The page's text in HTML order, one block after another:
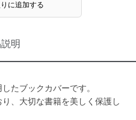
に追加する
明
たブックカバーです。
、大切な書籍を美しく保護し